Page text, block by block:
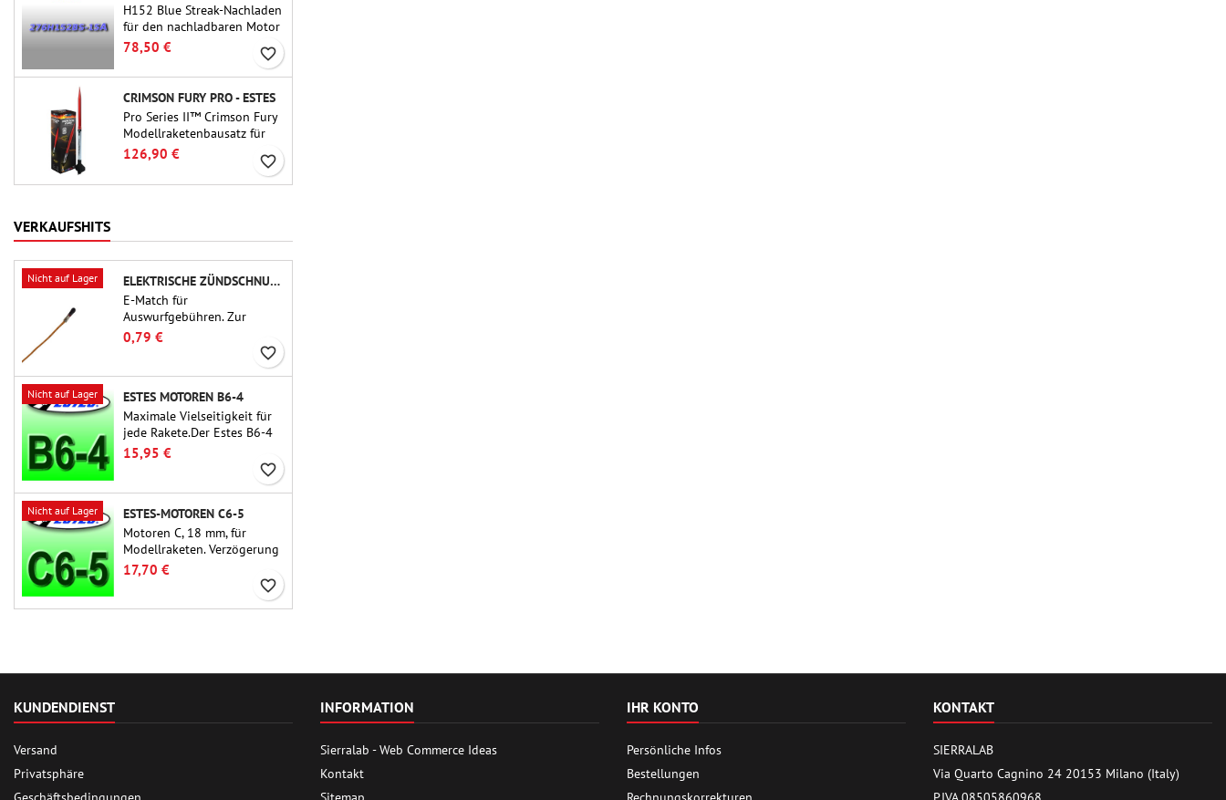
H152 Blue Streak-Nachladen
für den nachladbaren Motor
Cesaroni P38-2G. Die
Verzögerung von 15
Sekunden ist über das
ProDAT 38-Tool einstellbar.
78,50 € favorite_border
CRIMSON FURY PRO - ESTES
Pro Series II™ Crimson Fury
Modellraketenbausatz für
29-mm-Motoren Typ E, F
wurde für fortgeschrittene
hochwertiges Bauerlebnis
wie die Flüge selbst.
126,90 € favorite_border
VERKAUFSHITS
Nicht auf Lager
ELEKTRISCHE ZÜNDSCHNUR FÜR AUSSTOSSLADUNG
E-Match für
Auswurfgebühren. Zur
Verwendung mit
Höhenmessern oder anderen
0,79 €
favorite_border
Nicht auf Lager
ESTES MOTOREN B6-4
Maximale Vielseitigkeit für
jede Rakete.Der Estes B6-4
ist einer der am häufigsten
Raketenmotoren überhaupt
und für die große Mehrheit
der Estes- und ähnlichen
Raketen geeignet.
15,95 €
favorite_border
Nicht auf Lager
ESTES-MOTOREN C6-5
Motoren C, 18 mm, für
Modellraketen. Verzögerung
5 Sekunden, für einstufige
Raketen.
17,70 €
favorite_border
KUNDENDIENST
Versand
Privatsphäre
INFORMATION
Sierralab - Web Commerce Ideas
Kontakt
IHR KONTO
Persönliche Infos
Bestellungen
KONTAKT
SIERRALAB
Via Quarto Cagnino 24 20153 Milano (Italy)